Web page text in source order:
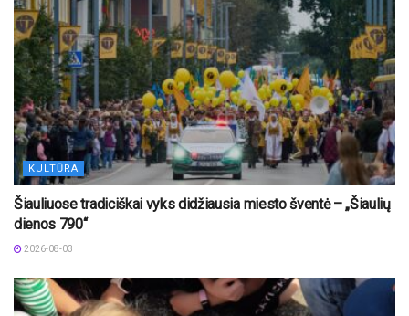
KULTŪRA
Šiauliuose tradiciškai vyks didžiausia miesto šventė – „Šiaulių
dienos 790“
2026-08-03